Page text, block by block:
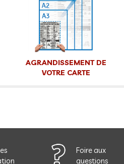
AGRANDISSEMENT DE
VOTRE CARTE
Foire aux
questions